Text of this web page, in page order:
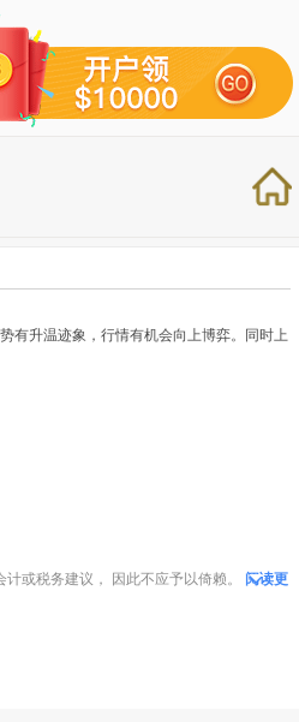
有升温迹象，行情有机会向上博弈。同时上
或税务建议， 因此不应予以倚赖。
阅读更